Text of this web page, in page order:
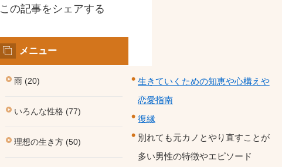
この記事をシェアする
メニュー
雨 (20)
いろんな性格 (77)
理想の生き方 (50)
生きていくための知恵や心構えや
恋愛指南
復縁
別れても元カノとやり直すことが
多い男性の特徴やエピソード